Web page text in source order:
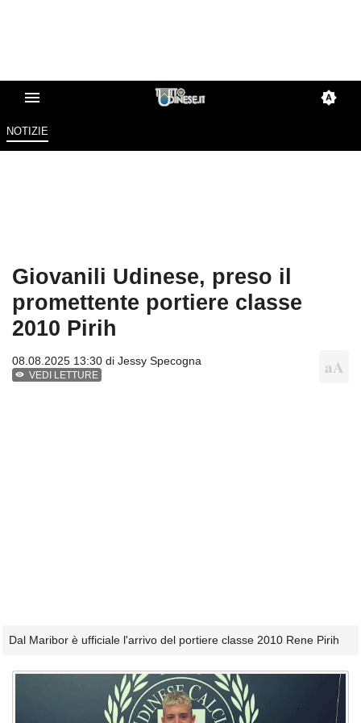
NOTIZIE
Giovanili Udinese, preso il
promettente portiere classe
2010 Pirih
08.08.2025 13:30 di Jessy Specogna
VEDI LETTURE
Dal Maribor è ufficiale l'arrivo del portiere classe 2010 Rene Pirih